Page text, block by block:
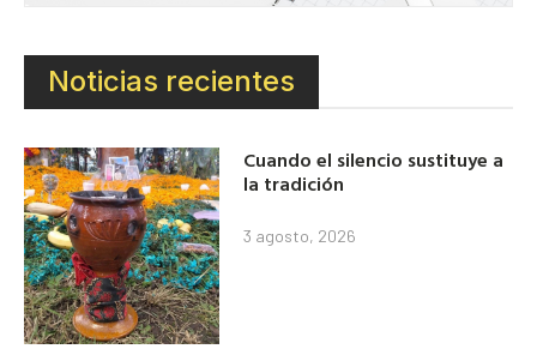
Noticias recientes
Cuando el silencio sustituye a
la tradición
3 agosto, 2026